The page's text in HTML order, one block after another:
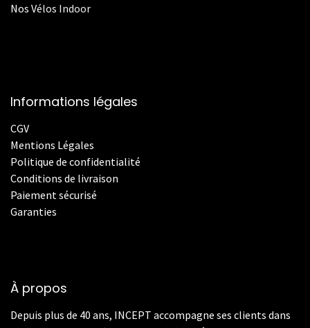
Nos Vélos Indoor
Informations légales
CGV
Mentions Légales
Politique de confidentialité
Conditions de livraison
Paiement sécurisé
Garanties
À propos
Depuis plus de 40 ans, INCEPT accompagne ses clients dans